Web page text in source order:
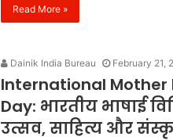
Read More »
Dainik India Bureau February 21,
International Mother
Day: भारतीय भाषाई
उत्सव, साहित्य और